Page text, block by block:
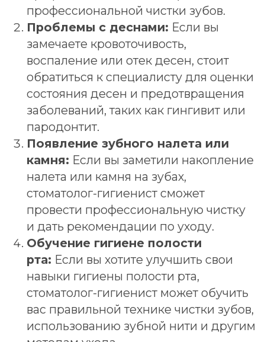
Общение с стоматологом-гигиенистом
поможет поддерживать здоровье
полости рта и предотвратить развитие
стоматологических заболеваний.